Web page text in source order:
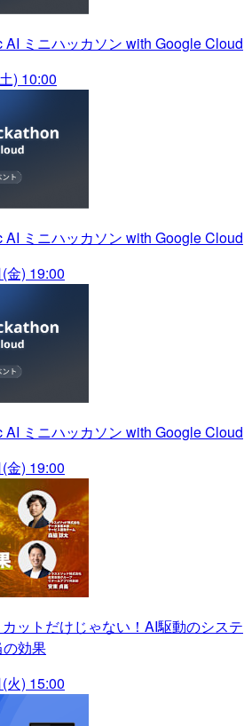
AI ミニハッカソン with Google Cloud
) 10:00
AI ミニハッカソン with Google Cloud
金) 19:00
AI ミニハッカソン with Google Cloud
金) 19:00
カットだけじゃない！AI駆動のシステ
効果
火) 15:00